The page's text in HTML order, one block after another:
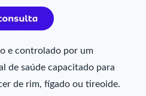
e controlado por um
de saúde capacitado para
de rim, fígado ou tireoide.